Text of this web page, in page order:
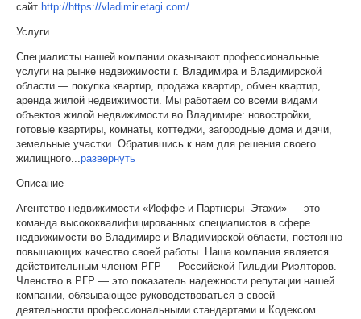
сайт http://https://vladimir.etagi.com/
Услуги
Специалисты нашей компании оказывают профессиональные
услуги на рынке недвижимости г. Владимира и Владимирской
области — покупка квартир, продажа квартир, обмен квартир,
аренда жилой недвижимости. Мы работаем со всеми видами
объектов жилой недвижимости во Владимире: новостройки,
готовые квартиры, комнаты, коттеджи, загородные дома и дачи,
земельные участки. Обратившись к нам для решения своего
жилищного...развернуть
Описание
Агентство недвижимости «Иоффе и Партнеры -Этажи» — это
команда высококвалифицированных специалистов в сфере
недвижимости во Владимире и Владимирской области, постоянно
повышающих качество своей работы. Наша компания является
действительным членом РГР — Российской Гильдии Риэлторов.
Членство в РГР — это показатель надежности репутации нашей
компании, обязывающее руководствоваться в своей
деятельности профессиональными стандартами и Кодексом